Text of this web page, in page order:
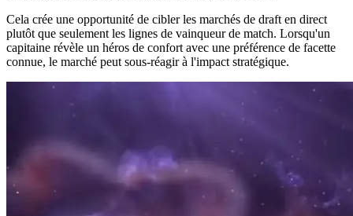
Cela crée une opportunité de cibler les marchés de draft en direct
plutôt que seulement les lignes de vainqueur de match. Lorsqu'un
capitaine révèle un héros de confort avec une préférence de facette
connue, le marché peut sous-réagir à l'impact stratégique.